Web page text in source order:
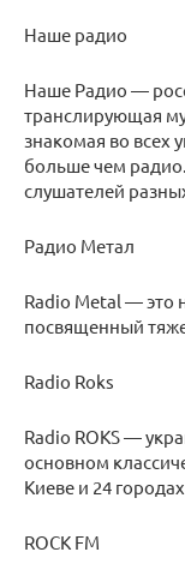
Наше радио
Наше Радио —
транслирующая
знакомая во всех
больше чем
слушателей
Радио Метал
Radio Metal — это
посвященный
Radio Roks
Radio ROKS —
основном
Киеве и 24
ROCK FM